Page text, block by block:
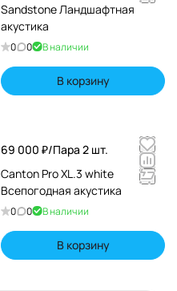
Sandstone Ландшафтная
акустика
0 0 В наличии
В корзину
69 000 ₽/Пара 2 шт.
Canton Pro XL.3 white
Всепогодная акустика
0 0 В наличии
В корзину